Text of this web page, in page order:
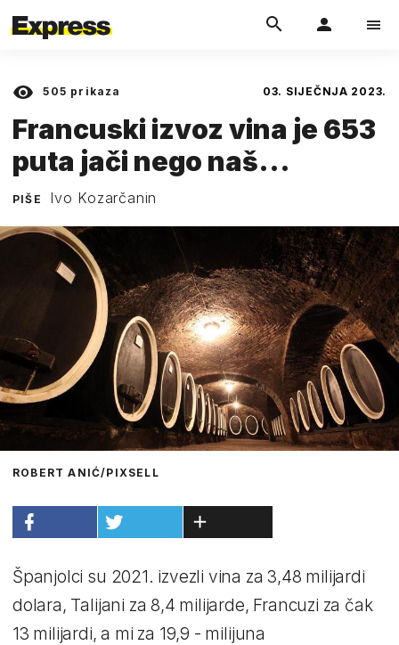
505 prikaza 03. SIJEČNJA 2023.
Francuski izvoz vina je 653
puta jači nego naš...
PIŠE Ivo Kozarčanin
ROBERT ANIĆ/PIXSELL
Španjolci su 2021. izvezli vina za 3,48 milijardi
dolara, Talijani za 8,4 milijarde, Francuzi za čak
13 milijardi, a mi za 19,9 - milijuna